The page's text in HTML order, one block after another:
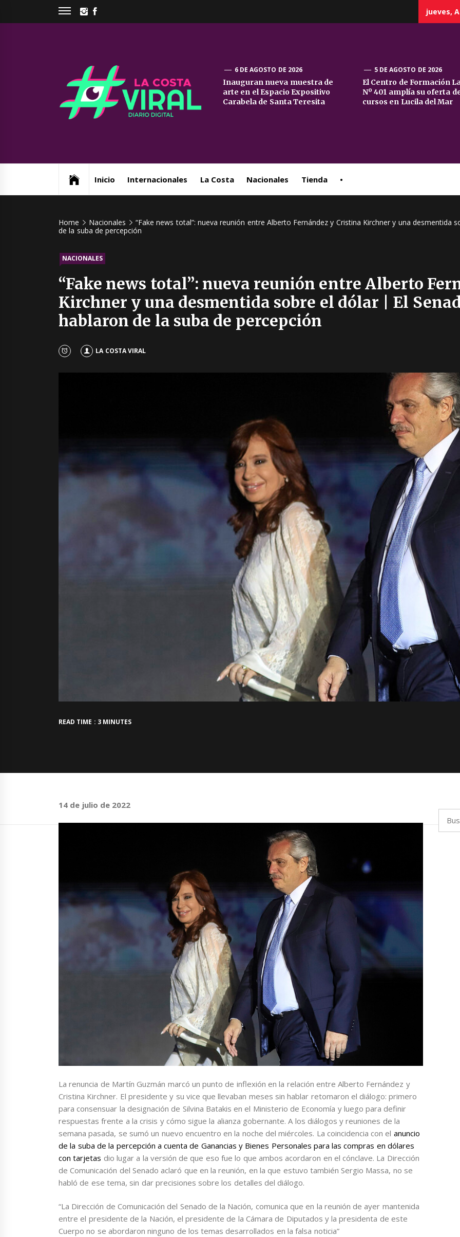
INSTAGRAM
jueves,
La
Costa
6 DE AGOSTO DE 2026
Inauguran nueva muestra de
arte en el Espacio Expositivo
Carabela de Santa Teresita
5 DE AGOSTO DE 2026
El Centro de Formación
Nº 401 amplía su oferta
cursos en Lucila del Mar
Inicio Internacionales La Costa Nacionales Tienda •
Home Nacionales
“Fake news total”: nueva reunión entre Alberto Fernández y Cristina Kirchner y una
de la suba de percepción
NACIONALES
“Fake news total”: nueva reunión entre Alberto
Kirchner y una desmentida sobre el dólar | El
hablaron de la suba de percepción
LA COSTA VIRAL
READ TIME : 3 MINUTES
14 de julio de 2022
La renuncia de Martín Guzmán marcó un punto de inflexión en la relación entre Alberto Fernández y
Cristina Kirchner. El presidente y su vice que llevaban meses sin hablar retomaron el diálogo: primero
para consensuar la designación de Silvina Batakis en el Ministerio de Economía y luego para definir
respuestas frente a la crisis y cómo sigue la alianza gobernante. A los diálogos y reuniones de la
semana pasada, se sumó un nuevo encuentro en la noche del miércoles. La coincidencia con el anuncio
de la suba de la percepción a cuenta de Ganancias y Bienes Personales para las compras en dólares
con tarjetas dio lugar a la versión de que eso fue lo que ambos acordaron en el cónclave. La Dirección
de Comunicación del Senado aclaró que en la reunión, en la que estuvo también Sergio Massa, no se
habló de ese tema, sin dar precisiones sobre los detalles del diálogo.
“La Dirección de Comunicación del Senado de la Nación, comunica que en la reunión de ayer mantenida
entre el presidente de la Nación, el presidente de la Cámara de Diputados y la presidenta de este
Cuerpo no se abordaron ninguno de los temas desarrollados en la falsa noticia”